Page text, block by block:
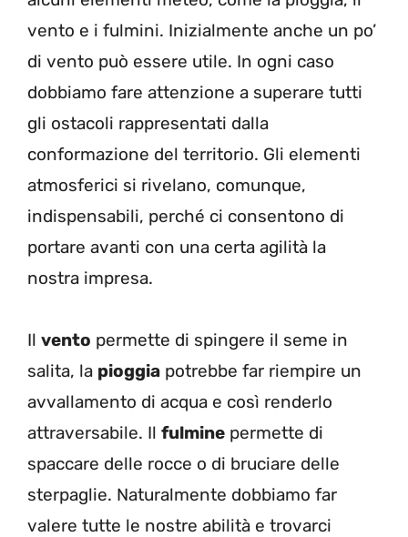
vento e i fulmini. Inizialmente anche un po’
di vento può essere utile. In ogni caso
dobbiamo fare attenzione a superare tutti
gli ostacoli rappresentati dalla
conformazione del territorio. Gli elementi
atmosferici si rivelano, comunque,
indispensabili, perché ci consentono di
portare avanti con una certa agilità la
nostra impresa.
Il vento permette di spingere il seme in
salita, la pioggia potrebbe far riempire un
avvallamento di acqua e così renderlo
attraversabile. Il fulmine permette di
spaccare delle rocce o di bruciare delle
sterpaglie. Naturalmente dobbiamo far
valere tutte le nostre abilità e trovarci